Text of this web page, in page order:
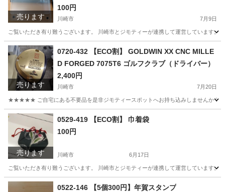
売ります
100円
川崎市 7月9日
ご覧いただき有り難うございます。 川崎市とジモティーが連携して運営していま
神奈川 川崎市 リユース
売ります
0720-432 【ECO割】 GOLDWIN XX CNC MILLE
D FORGED 7075T6 ゴルフクラブ（ドライバー）
2,400円
川崎市 7月20日
★★★★★ ご自宅にある不要品を是非ジモティースポットへお持ち込みしませんか？
神奈川 川崎市
売ります
0529-419 【ECO割】 巾着袋
100円
川崎市 6月17日
ご覧いただき有り難うございます。 川崎市とジモティーが連携して運営していま
神奈川 川崎市 リユース
0522-146 【5個300円】年賀スタンプ